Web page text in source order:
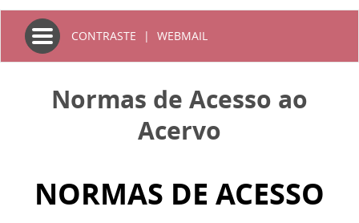
Toggle
navigation
CONTRASTE | WEBMAIL
Normas de Acesso ao
Acervo
NORMAS DE ACESSO